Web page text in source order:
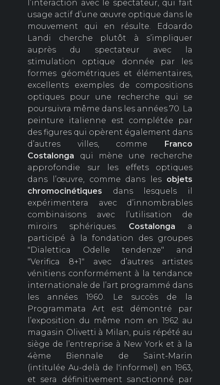
l’interaction avec le spectateur, qui fait
usage actif d’une œuvre optique dans le
mouvement qui en résulte. Edoardo
Landi cherche plutôt à s’impliquer
auprès du spectateur avec la
stimulation optique donnée par les
formes géométriques et élémentaires,
excellents exemples de compositions
optiques pour une recherche qui se
poursuivra même dans les années 70. La
peinture italienne est complétée par
des figures qui opèrent également dans
d’autres villes, comme
Franco
Costalonga qui mène une recherche
approfondie sur les effets optiques
dans l’œuvre, comme dans les objets
chromocinétiques dans lesquels il
expérimentera avec d’innombrables
combinaisons avec l’utilisation de
miroirs sphériques. Costalonga a
participé à la fondation des groupes
"Dialettica Odelle tendenze" and
"Verifica 8+1" avec d’autres artistes
vénitiens conformément à la tendance
internationale de l’art programmé dans
les années 1960. Le succès de la
Programmata Art est démontré par
l’exposition du même nom en 1962 au
magasin Olivetti à Milan, puis répété au
siège de l’entreprise à New York et à la
4ème Biennale de Saint-Marin
(intitulée Au-delà de l'informel) en 1963,
et sera définitivement sanctionné par